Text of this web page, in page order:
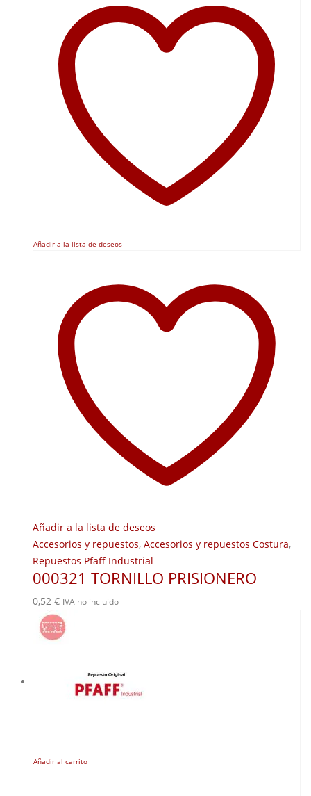
Añadir a la lista de deseos
Añadir a la lista de deseos
Accesorios y repuestos, Accesorios y repuestos Costura,
Repuestos Pfaff Industrial
000321 TORNILLO PRISIONERO
0,52 € IVA no incluido
Añadir al carrito